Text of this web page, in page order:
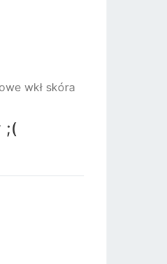
wkł skóra
;(